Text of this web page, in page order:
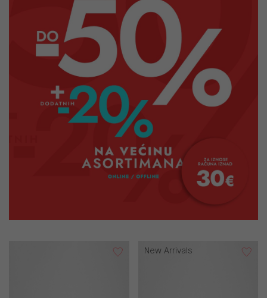
New Arrivals